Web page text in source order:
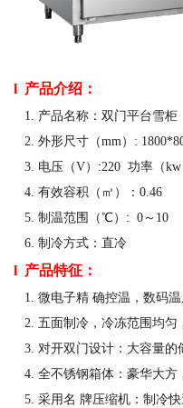
l 产品介绍：
1. 产品名称：双门平台雪柜
2. 外形尺寸（mm）:
3. 电压（V）:220 功率（kw
4. 有效容积（ ㎥ ）：0.46
5. 制温范围（℃）: 0～10
6. 制冷方式：直冷
l 产品特征：
1. 微电子精 确控温，数码
2. 五面制冷，冷冻范围均匀
3. 对开双门设计：大容量的
4. 全不锈钢箱体：豪华大方
5. 采用名 牌压缩机：制冷